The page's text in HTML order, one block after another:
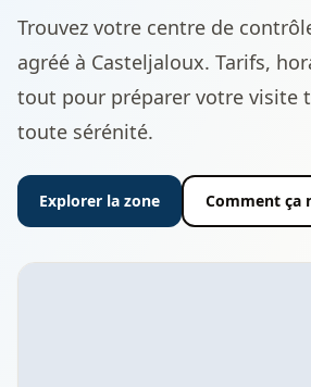
Trouvez votre centre de
agréé à Casteljaloux. Tarifs,
tout pour préparer votre visite
toute sérénité.
Explorer la zone Comment ça